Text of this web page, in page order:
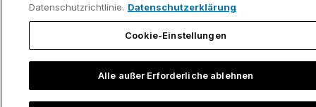
Datenschutzrichtlinie. Datenschutzerklärung
Cookie-Einstellungen
Alle außer Erforderliche ablehnen